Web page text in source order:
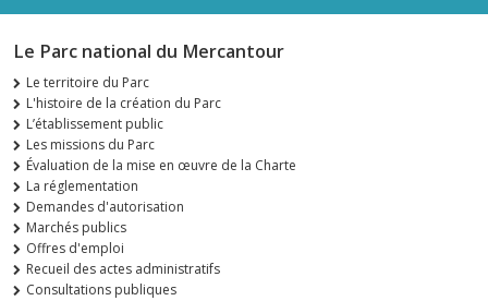
Le Parc national du Mercantour
Le territoire du Parc
L'histoire de la création du Parc
L’établissement public
Les missions du Parc
Évaluation de la mise en œuvre de la Charte
La réglementation
Demandes d'autorisation
Marchés publics
Offres d'emploi
Recueil des actes administratifs
Consultations publiques